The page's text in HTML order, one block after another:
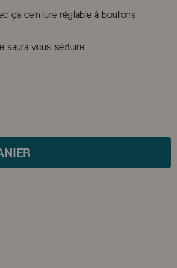
ça ceinture réglable à boutons
saura vous séduire.